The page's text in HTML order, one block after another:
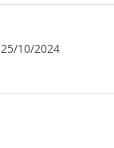
25/10/2024